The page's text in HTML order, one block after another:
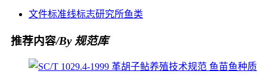
文件标准线标志研究所鱼类
推荐内容/By 规范库